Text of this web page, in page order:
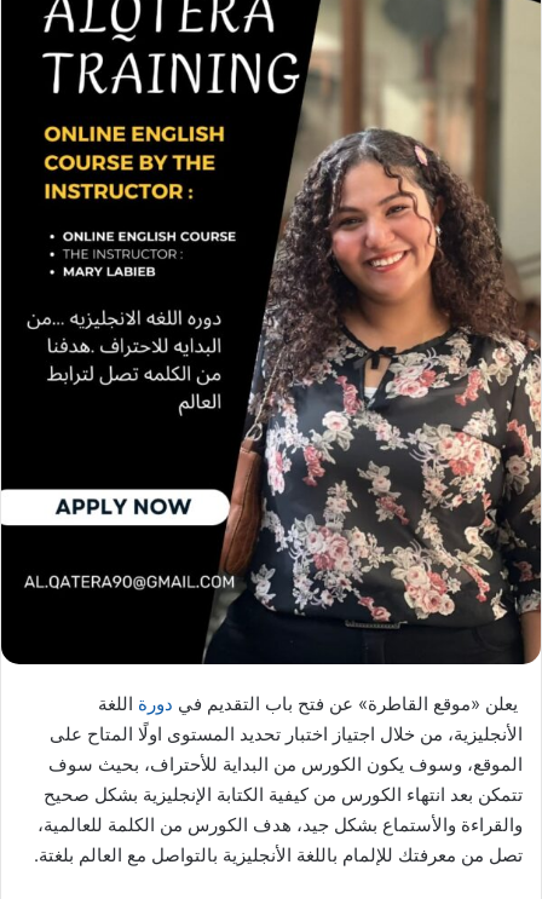
يعلن «موقع القاطرة» عن فتح باب التقديم في دورة اللغة
الأنجليزية، من خلال اجتياز اختبار تحديد المستوى اولًا المتاح على
الموقع، وسوف يكون الكورس من البداية للأحتراف، بحيث سوف
تتمكن بعد انتهاء الكورس من كيفية الكتابة الإنجليزية بشكل صحيح
والقراءة والأستماع بشكل جيد، هدف الكورس من الكلمة للعالمية،
تصل من معرفتك للإلمام باللغة الأنجليزية بالتواصل مع العالم بلغتة.